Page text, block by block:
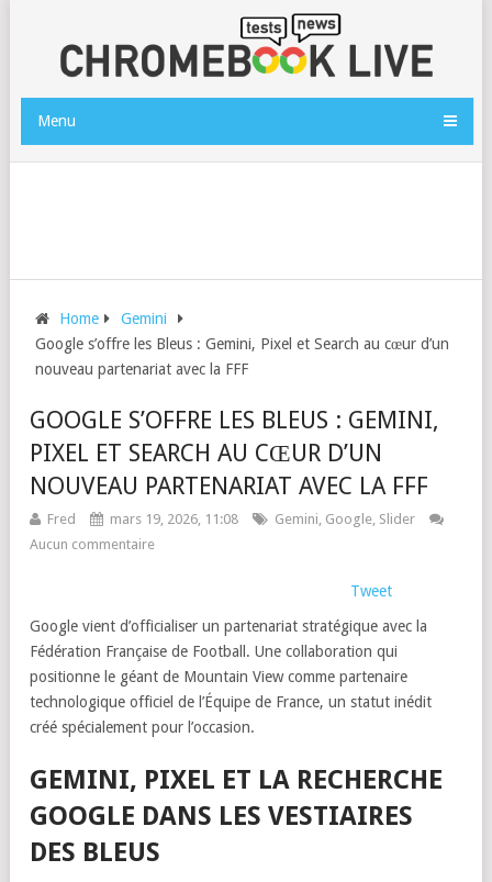
Menu
Home
Gemini
Google s’offre les Bleus : Gemini, Pixel et Search au cœur d’un
nouveau partenariat avec la FFF
GOOGLE S’OFFRE LES BLEUS : GEMINI,
PIXEL ET SEARCH AU CŒUR D’UN
NOUVEAU PARTENARIAT AVEC LA FFF
Fred mars 19, 2026, 11:08 Gemini, Google, Slider
Aucun commentaire
Tweet
Google vient d’officialiser un partenariat stratégique avec la
Fédération Française de Football. Une collaboration qui
positionne le géant de Mountain View comme partenaire
technologique officiel de l’Équipe de France, un statut inédit
créé spécialement pour l’occasion.
GEMINI, PIXEL ET LA RECHERCHE
GOOGLE DANS LES VESTIAIRES
DES BLEUS